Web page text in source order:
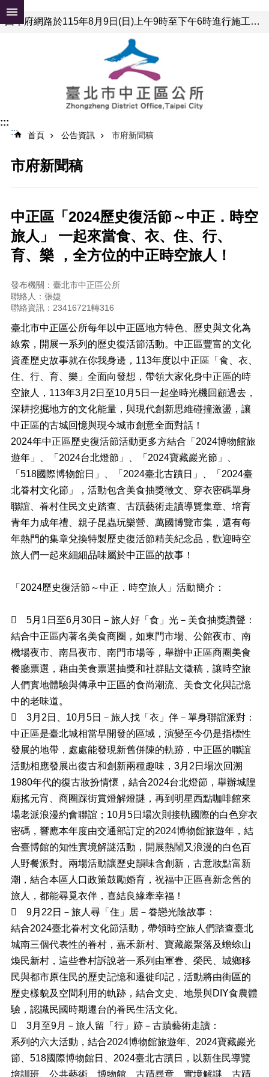
跳到主要內容區塊
因本府網路於115年8月9日(日)上午9時至下午6時進行施工，屆時可能有網路瞬斷之情形，若有網站或服務卡住情形，請重新連線即可排除，造成不便，敬請見諒。
資
便
民
務
認
識
中
機
關
紹
鄰
里
資
訊
政
府
資
訊
開
放
資
料
專
防
資
訊
(Disaster
prevention
and
response)
觀
光
休
網
網
連
檔
案
下
載
申
請
案
件
反
映
管
統
計
料
專
區
:::
:::
首頁 公告資訊 市府新聞稿
市府新聞稿
中正區「2024歷史復活節～中正．時空
旅人」 一起來當食、衣、住、行、
育、樂 ，全方位的中正時空旅人！
發布機關：臺北市中正區公所
聯絡人：張婕
聯絡資訊：23416721轉316
臺北市中正區公所每年以中正區地方特色、歷史與文化為
線索，開展一系列的歷史復活節活動。中正區豐富的文化
資產歷史故事就在你我身邊，113年度以中正區「食、衣、
住、行、育、樂」全面向發想，帶領大家化身中正區的時
空旅人，113年3月2日至10月5日一起坐時光機回顧過去，
深耕挖掘地方的文化能量，與現代創新思維碰撞激盪，讓
中正區的古城回憶與現今城市創意全面對話！
2024年中正區歷史復活節活動更多方結合「2024博物館旅
遊年」、「2024台北燈節」、「2024寶藏巖光節」、
「518國際博物館日」、「2024臺北古蹟日」、「2024臺
北眷村文化節」，活動包含美食抽獎徵文、穿衣密碼單身
聯誼、眷村住民文史踏查、古蹟藝術走讀導覽集章、培育
青年力成年禮、親子昆蟲玩樂營、萬國博覽市集，還有每
年熱門的集章兌換特製歷史復活節精美紀念品，歡迎時空
旅人們一起來細細品味屬於中正區的故事！
「2024歷史復活節～中正．時空旅人」活動簡介：

5月1日至6月30日－旅人好「食」光－美食抽獎讚聲：
結合中正區內著名美食商圈，如東門市場、公館夜市、南
機場夜市、南昌夜市、南門市場等，舉辦中正區商圈美食
餐廳票選，藉由美食票選抽獎和社群貼文徵稿，讓時空旅
人們實地體驗與傳承中正區的食尚潮流、美食文化與記憶
中的老味道。

3月2日、10月5日－旅人找「衣」伴－單身聯誼派對：
中正區是臺北城相當早開發的區域，演變至今仍是指標性
發展的地帶，處處能發現新舊併陳的軌跡，中正區的聯誼
活動相應發展出復古和創新兩種趣味，3月2日場次回溯
1980年代的復古妝扮情懷，結合2024台北燈節，舉辦城隍
廟搖元宵、商圈踩街賞燈解燈謎，再到明星西點咖啡館來
場老派浪漫約會聯誼；10月5日場次則接軌國際的白色穿衣
密碼，響應本年度由交通部訂定的2024博物館旅遊年，結
合臺博館的知性實境解謎活動，開展熱鬧又浪漫的白色百
人野餐派對。兩場活動讓歷史韻味含創新，古意妝點富新
潮，結合本區人口政策鼓勵婚育，祝福中正區喜新念舊的
旅人，都能尋覓衣伴，喜結良緣牽幸福！

9月22日－旅人尋「住」居－眷戀光陰故事：
結合2024臺北眷村文化節活動，帶領時空旅人們踏查臺北
城南三個代表性的眷村，嘉禾新村、寶藏巖聚落及蟾蜍山
煥民新村，這些眷村訴說著一系列由軍眷、榮民、城鄉移
民與都市原住民的歷史記憶和遷徙印記，活動將由街區的
歷史樣貌及空間利用的軌跡，結合文史、地景與DIY食農體
驗，認識民國時期遷台的眷民生活文化。

3月至9月－旅人留「行」跡－古蹟藝術走讀：
系列的六大活動，結合2024博物館旅遊年、2024寶藏巖光
節、518國際博物館日、2024臺北古蹟日，以新住民導覽
培訓班、公共藝術、博物館、古蹟尋章、實境解謎、古蹟